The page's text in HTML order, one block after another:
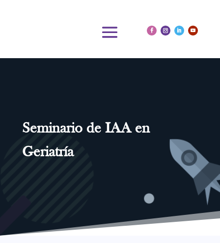
Seminario de IAA en
Geriatría